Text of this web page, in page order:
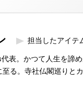
担当したアイテ
表。かつて人生を諦
る。寺社仏閣巡りと